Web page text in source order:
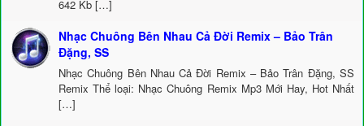
642 Kb […]
Nhạc Chuông Bên Nhau Cả Đời Remix – Bảo Trân
Đặng, SS
Nhạc Chuông Bên Nhau Cả Đời Remix – Bảo Trân Đặng, SS
Remix Thể loại: Nhạc Chuông Remix Mp3 Mới Hay, Hot Nhất
[…]